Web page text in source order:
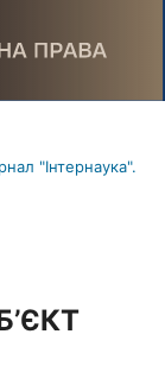
"Інтернаука".